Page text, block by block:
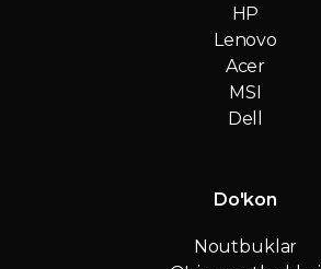
HP
Lenovo
Acer
MSI
Dell
Do'kon
Noutbuklar